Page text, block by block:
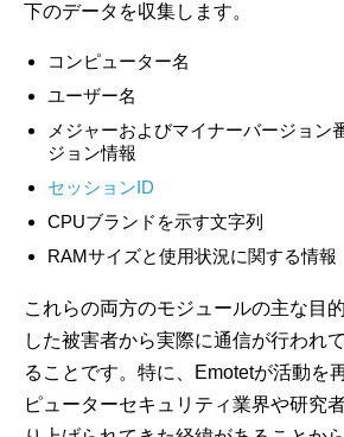
下のデータを収集します。
コンピューター名
ユーザー名
メジャーおよびマイナーバージョン
ジョン情報
セッションID
CPUブランドを示す文字列
RAMサイズと使用状況に関する情報
これらの両方のモジュールの主な目
した被害者から実際に通信が行われ
ることです。特に、Emotetが活動を
ピューターセキュリティ業界や研究